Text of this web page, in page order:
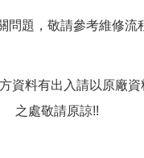
問題，敬請參考維修流
資料有出入請以原廠資
之處敬請原諒!!